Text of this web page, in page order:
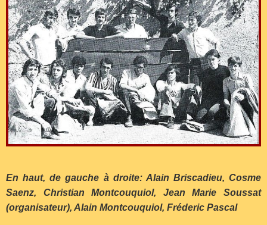
En haut, de gauche à droite: Alain Briscadieu, Cosme
Saenz, Christian Montcouquiol, Jean Marie Soussat
(organisateur), Alain Montcouquiol, Fréderic Pascal